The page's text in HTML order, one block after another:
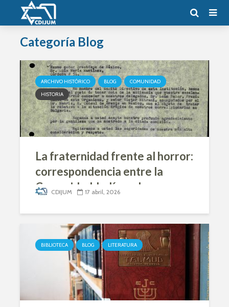
Categoría Blog
ARCHIVO HISTÓRICO BLOG
COMUNIDAD
HISTORIA
La fraternidad frente al horror:
correspondencia entre la
Comunidad Judía y el
CDIJUM 17 abril, 2026
BIBLIOTECA BLOG LITERATURA